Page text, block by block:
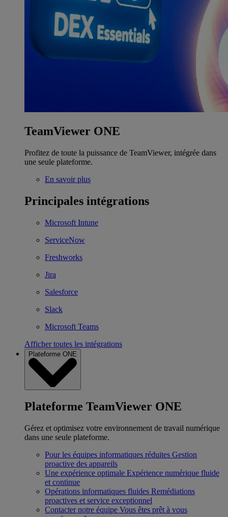
TeamViewer ONE
Profitez de toute la puissance de TeamViewer, intégrée dans
une seule plateforme.
En savoir plus
Principales intégrations
Microsoft Intune
ServiceNow
Freshworks
Jira
Salesforce
Slack
Microsoft Teams
Afficher toutes les intégrations
Plateforme ONE
Plateforme TeamViewer ONE
Gérez et optimisez votre environnement de travail numérique
dans une seule plateforme.
Pour les équipes informatiques réduites Gestion
proactive des appareils
Une expérience optimale Expérience numérique fluide
et continue
Opérations informatiques fluides Remédiations
proactives et service exceptionnel
Contacter notre équipe Vous êtes prêt à vous